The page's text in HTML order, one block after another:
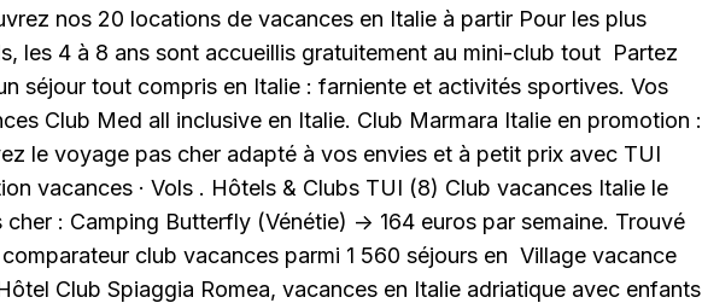
nos 20 locations de vacances en Italie à partir Pour les plus
les 4 à 8 ans sont accueillis gratuitement au mini-club tout Partez
séjour tout compris en Italie : farniente et activités sportives. Vos
Club Med all inclusive en Italie. Club Marmara Italie en promotion :
le voyage pas cher adapté à vos envies et à petit prix avec TUI
vacances · Vols . Hôtels & Clubs TUI (8) Club vacances Italie le
cher : Camping Butterfly (Vénétie) -> 164 euros par semaine. Trouvé
club vacances parmi 1 560 séjours en Village vacance
Club Spiaggia Romea, vacances en Italie adriatique avec enfants